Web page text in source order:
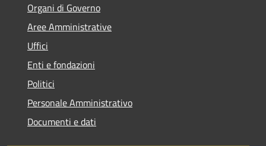
Organi di Governo
Aree Amministrative
Uffici
Enti e fondazioni
Politici
Personale Amministrativo
Documenti e dati